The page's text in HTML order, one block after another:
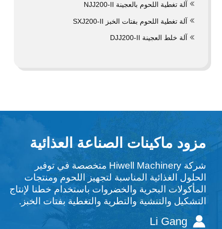
آلة تغطية اللحوم بالعجينة NJJ200-II
آلة تغطية اللحوم بفتات الخبز SXJ200-II
آلة خلط العجينة DJJ200-II
مزود ماكينات الصناعة العذائية
شركة Hiwell Machinery متخصصة في توفير
الحلول الغذائية المناسبة لتجهيز اللحوم ومنتجات
المأكولات البحرية والخضروات باستخدام خطنا لإنتاج
التشكيل والتنشية والتطرية والتغطية بفتات الخبز.
Li Gang